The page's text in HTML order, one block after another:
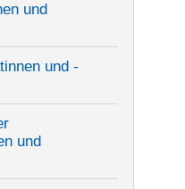
und
und -
und